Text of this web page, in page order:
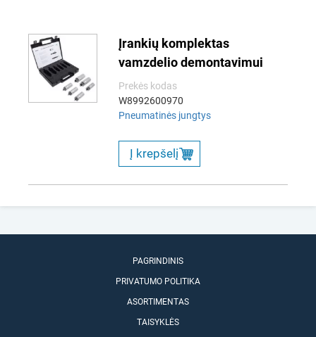
Įrankių komplektas
vamzdelio demontavimui
Prekės kodas
W8992600970
Pneumatinės jungtys
Į krepšelį
PAGRINDINIS
PRIVATUMO POLITIKA
ASORTIMENTAS
TAISYKLĖS